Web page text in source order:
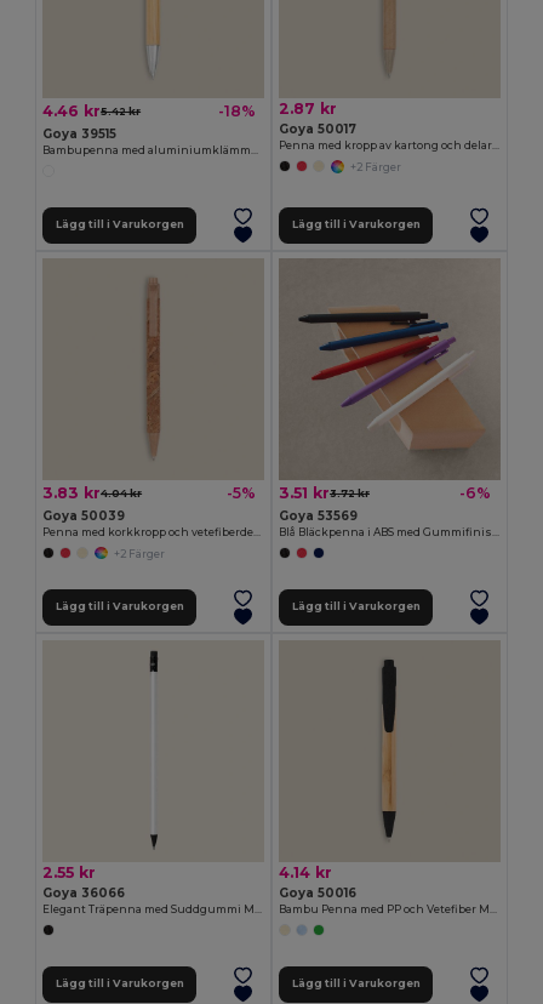
4.46 kr5.42 kr -18%
Goya 39515
Lägg till i Varukorgen
2.87 kr
Goya 50017
+2 Färger
Lägg till i Varukorgen
3.83 kr4.04 kr -5%
Goya 50039
+2 Färger
Lägg till i Varukorgen
3.51 kr3.72 kr -6%
Goya 53569
Lägg till i Varukorgen
2.55 kr
Goya 36066
Lägg till i Varukorgen
4.14 kr
Goya 50016
Lägg till i Varukorgen